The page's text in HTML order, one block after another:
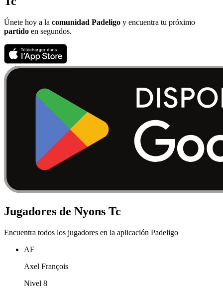
Únete hoy a la comunidad Padeligo y encuentra tu próximo
partido en segundos.
Jugadores de Nyons Tc
Encuentra todos los jugadores en la aplicación Padeligo
AF
Axel François
Nivel 8